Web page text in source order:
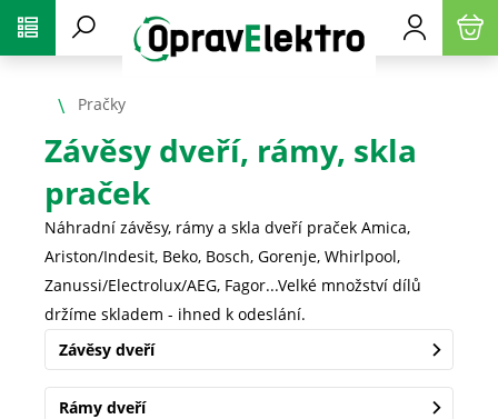
Pračky
Závěsy dveří, rámy, skla
praček
Náhradní závěsy, rámy a skla dveří praček Amica,
Ariston/Indesit, Beko, Bosch, Gorenje, Whirlpool,
Zanussi/Electrolux/AEG, Fagor...Velké množství dílů
držíme skladem - ihned k odeslání.
Závěsy dveří
Rámy dveří